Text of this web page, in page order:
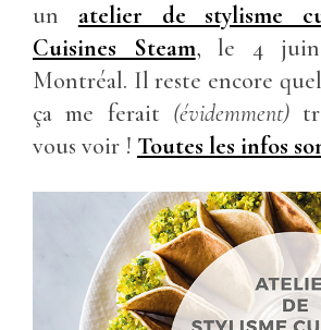
un atelier de stylisme
Cuisines Steam, le 4 juin
Montréal. Il reste encore
ça me ferait (évidemment)
vous voir ! Toutes les infos